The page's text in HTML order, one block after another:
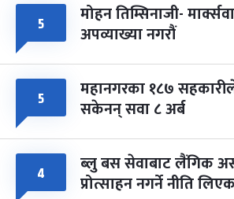
५ मोहन तिम्सिनाजी-
अपव्याख्या नगरौं
५ महानगरका १८७
सकेनन् सवा ८ अर्ब
४ ब्लु बस सेवाबाट लैंगिक
प्रोत्साहन नगर्ने नीति